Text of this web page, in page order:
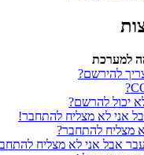
למערכת
להירשם?
יכול להרשם?
אני לא מצליח להתחבר!
מצליח להתחבר?
אבל אני לא מצליח